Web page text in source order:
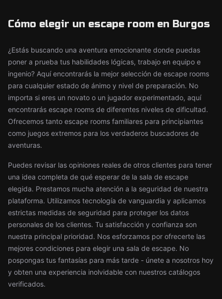
Cómo elegir un escape room en Burgos
¿Estás buscando una aventura emocionante donde puedas
poner a prueba tus habilidades lógicas, trabajo en equipo e
ingenio? Aquí encontrarás la mejor selección de escape rooms
para cualquier estado de ánimo y nivel de preparación. No
importa si eres un novato o un jugador experimentado, aquí
encontrarás escape rooms de diferentes niveles de dificultad.
Ofrecemos tanto escape rooms familiares para principiantes
como juegos extremos para los verdaderos buscadores de
aventuras.
Puedes revisar las opiniones reales de otros clientes para tener
una idea completa de qué esperar de la sala de escape
elegida. Prestamos mucha atención a la seguridad de nuestra
plataforma. Utilizamos tecnología de vanguardia y aplicamos
estrictas medidas de seguridad para proteger los datos
personales de los clientes. Tu satisfacción y confianza son
nuestra principal prioridad. Nos esforzamos por ofrecerte las
mejores condiciones para elegir una sala de escape. No
pospongas tus fantasías para más tarde - únete a nosotros hoy
y obten una experiencia inolvidable con nuestros catálogos
verificados.